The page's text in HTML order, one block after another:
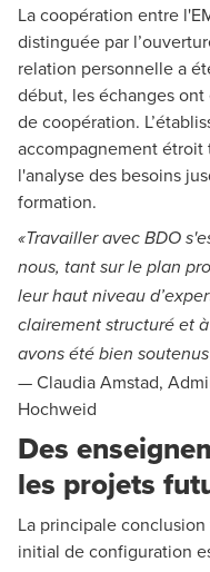
La coopération entre
distinguée par
relation personnelle a
début, les échanges
de coopération.
accompagnement
l'analyse des besoins
formation.
«Travailler avec BDO
nous, tant sur le plan
leur haut niveau
clairement structuré et
avons été bien
— Claudia Amstad,
Hochweid
Des
les projets
La principale
initial de configuration